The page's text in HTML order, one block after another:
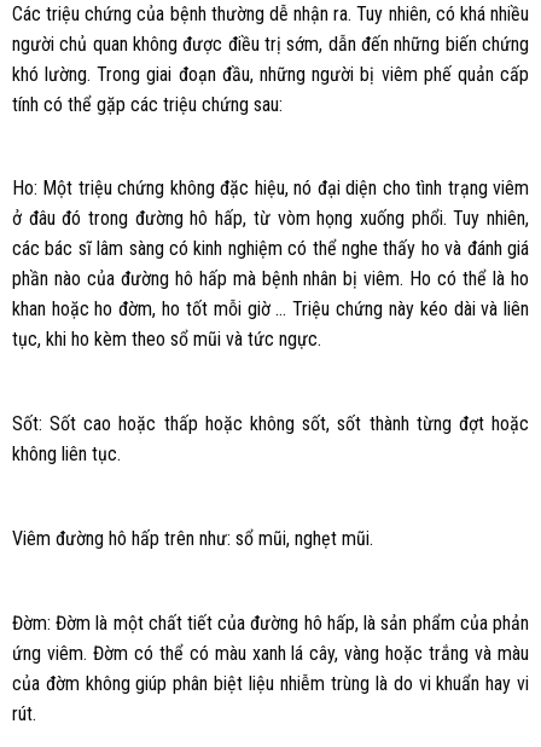
Các triệu chứng của bệnh thường dễ nhận ra. Tuy nhiên, có khá nhiều
người chủ quan không được điều trị sớm, dẫn đến những biến chứng
khó lường. Trong giai đoạn đầu, những người bị viêm phế quản cấp
tính có thể gặp các triệu chứng sau:
Ho: Một triệu chứng không đặc hiệu, nó đại diện cho tình trạng viêm
ở đâu đó trong đường hô hấp, từ vòm họng xuống phổi. Tuy nhiên,
các bác sĩ lâm sàng có kinh nghiệm có thể nghe thấy ho và đánh giá
phần nào của đường hô hấp mà bệnh nhân bị viêm. Ho có thể là ho
khan hoặc ho đờm, ho tốt mỗi giờ … Triệu chứng này kéo dài và liên
tục, khi ho kèm theo sổ mũi và tức ngực.
Sốt: Sốt cao hoặc thấp hoặc không sốt, sốt thành từng đợt hoặc
không liên tục.
Viêm đường hô hấp trên như: sổ mũi, nghẹt mũi.
Đờm: Đờm là một chất tiết của đường hô hấp, là sản phẩm của phản
ứng viêm. Đờm có thể có màu xanh lá cây, vàng hoặc trắng và màu
của đờm không giúp phân biệt liệu nhiễm trùng là do vi khuẩn hay vi
rút.